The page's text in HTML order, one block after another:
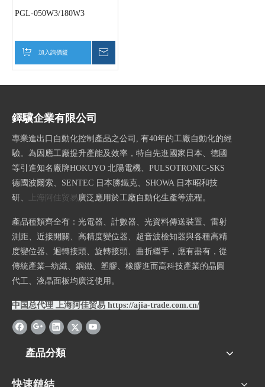
PGL-050W3/180W3
加入詢價籃
鐸驥企業有限公司
專業進出口自動化控制產品之公司, 有40年的工廠自動化的經
驗。為因應工廠提升產能及效率，特自先進國家日本、德國
等引進知名廠牌HOKUYO 北陽電機、PULSOTRONIC-SKS
德國波爾索、SENTEC 日本勝鐵克、SHOWA 日本昭和技
研、
上海阿佳贸易 廣泛應用於工廠自動化生產等流程。
產品種類齊全有：光電器、計數器、光資料傳送裝置、雷射
測距、近接開關、高精度變位器、超音波檢知器與各種高精
度變位器、迴轉接頭、旋轉接頭、曲折繼手，應有盡有，從
傳統產業─紡織、鋼鐵、塑膠、橡膠進而高科技產業的晶圓
代工、液晶面板均廣泛使用。
中国总代理 上海阿佳贸易 https://ajia-trade.com.cn/
產品分類
快速鏈結